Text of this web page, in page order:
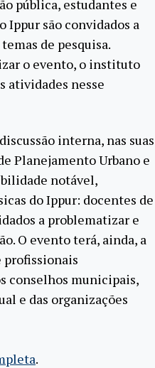
pública, estudantes e
Ippur são convidados a
de pesquisa.
o evento, o instituto
atividades nesse
interna, nas suas
Planejamento Urbano e
notável,
do Ippur: docentes de
a problematizar e
O evento terá, ainda, a
profissionais
conselhos municipais,
e das organizações
.